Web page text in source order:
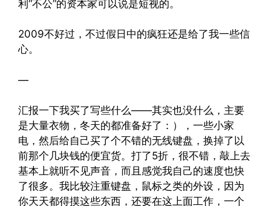
利“不公”的资本家可以说是短视的。
2009不好过，不过假日中的疯狂还是给了我一些信
心。
—
汇报一下我买了写些什么——其实也没什么，主要
是大量衣物，冬天的都准备好了：），一些小家
电，然后给自己买了个不错的无线键盘，换掉了以
前那个几块钱的便宜货。打了5折，很不错，敲上去
基本上就听不见声音，而且感觉我自己的速度也快
了很多。我比较注重键盘，鼠标之类的外设，因为
你天天都得摸这些东西，还要在这上面工作，一个